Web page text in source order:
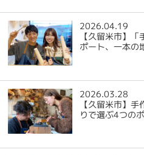
2026.04.19
【久留米市】
ポート、一本の
2026.03.28
【久留米市】
りで選ぶ4つの